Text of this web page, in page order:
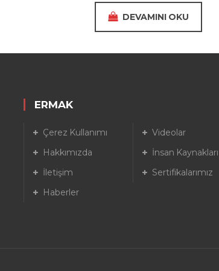
DEVAMINI OKU
ERMAK
Çerez Kullanımı
Videolar
Hakkımızda
İnsan Kaynakları
İletişim
Sertifikalarımız
Haberler